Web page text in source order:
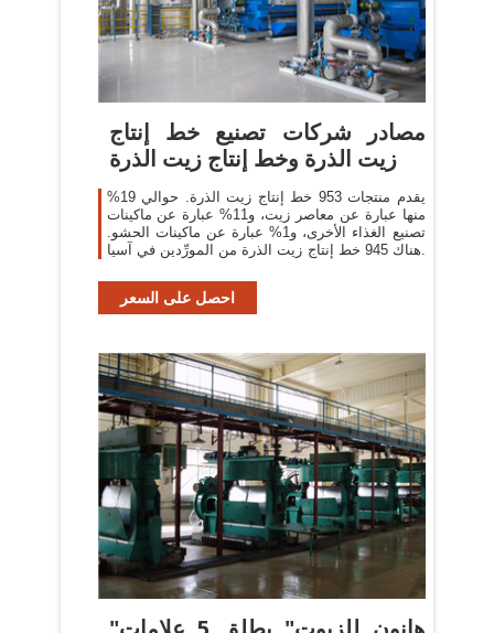
مصادر شركات تصنيع خط إنتاج
زيت الذرة وخط إنتاج زيت الذرة
يقدم منتجات 953 خط إنتاج زيت الذرة. حوالي 19%
منها عبارة عن معاصر زيت، و11% عبارة عن ماكينات
تصنيع الغذاء الأخرى، و1% عبارة عن ماكينات الحشو.
هناك 945 خط إنتاج زيت الذرة من المورِّدين في آسيا.
احصل على السعر